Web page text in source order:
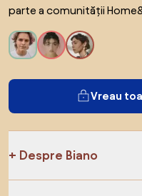
parte a comunității
Vreau
Despre Biano